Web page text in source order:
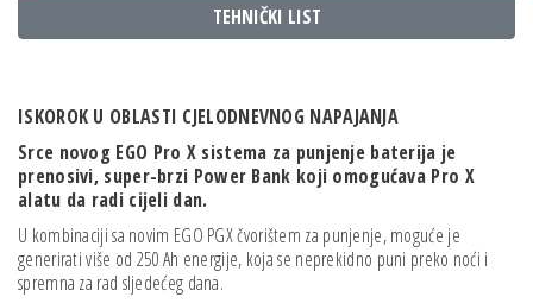
TEHNIČKI LIST
ISKOROK U OBLASTI CJELODNEVNOG NAPAJANJA
Srce novog EGO Pro X sistema za punjenje baterija je
prenosivi, super-brzi Power Bank koji omogućava Pro X
alatu da radi cijeli dan.
U kombinaciji sa novim EGO PGX čvorištem za punjenje, moguće je
generirati više od 250 Ah energije, koja se neprekidno puni preko noći i
spremna za rad sljedećeg dana.